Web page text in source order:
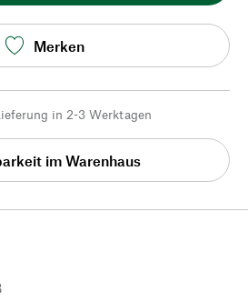
Merken
in 2-3 Werktagen
im Warenhaus